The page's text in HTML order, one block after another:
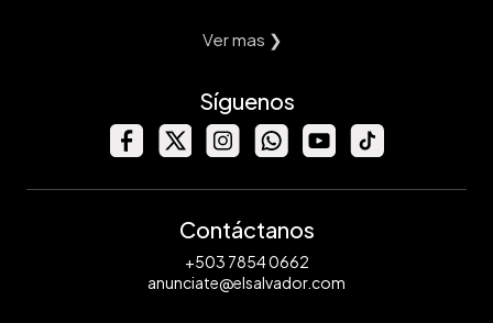
Ver mas ❯
Síguenos
Contáctanos
+503 7854 0662
anunciate@elsalvador.com